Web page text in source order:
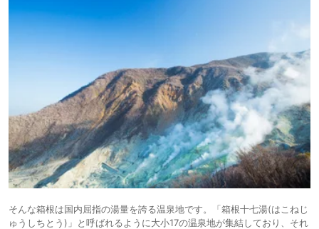
そんな箱根は国内屈指の湯量を誇る温泉地です。「箱根十七湯(はこねじ
ゅうしちとう)」と呼ばれるように大小17の温泉地が集結しており、それ